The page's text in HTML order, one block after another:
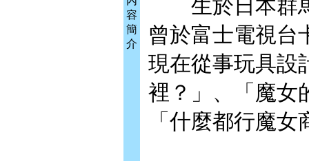
容
簡
介
生於日本群馬
曾於富士電視台
現在從事玩具設
裡？」、「魔女
「什麼都行魔